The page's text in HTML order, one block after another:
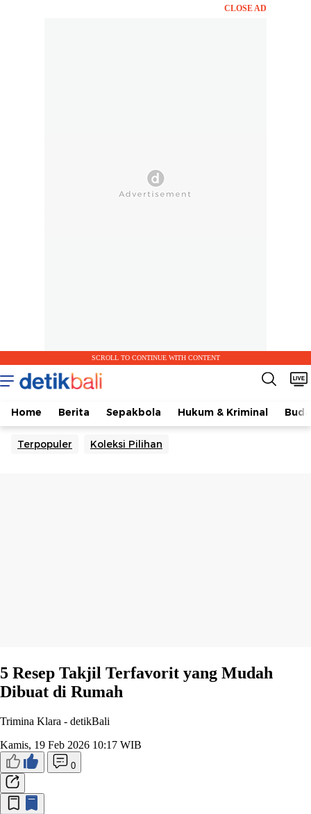
CLOSE AD
SCROLL TO CONTINUE WITH CONTENT
Home Berita Sepakbola Hukum & Kriminal
Terpopuler Koleksi Pilihan
5 Resep Takjil Terfavorit yang Mudah
Dibuat di Rumah
Trimina Klara - detikBali
Kamis, 19 Feb 2026 10:17 WIB
0